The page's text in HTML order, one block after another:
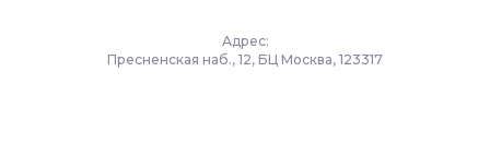
Адрес:
Пресненская наб., 12, БЦ Москва, 123317